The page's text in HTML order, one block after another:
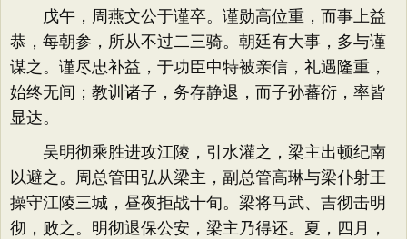
戊午，周燕文公于谨卒。谨勋高位重，而事上益
恭，每朝参，所从不过二三骑。朝廷有大事，多与谨
谋之。谨尽忠补益，于功臣中特被亲信，礼遇隆重，
始终无间；教训诸子，务存静退，而子孙蕃衍，率皆
显达。
吴明彻乘胜进攻江陵，引水灌之，梁主出顿纪南
以避之。周总管田弘从梁主，副总管高琳与梁仆射王
操守江陵三城，昼夜拒战十旬。梁将马武、吉彻击明
彻，败之。明彻退保公安，梁主乃得还。夏，四月，